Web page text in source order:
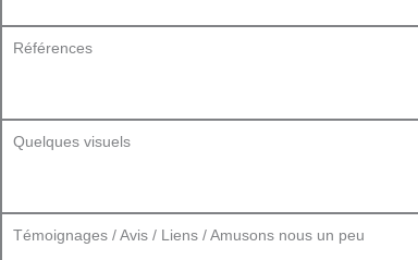
Références
Quelques visuels
Témoignages / Avis / Liens / Amusons nous un peu